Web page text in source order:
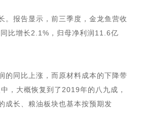
。报告显示，前三季度，金龙鱼营收
比增长2.1%，归母净利润11.6亿
的同比上涨，而原材料成本的下降带
，大概恢复到了2019年的八九成，
成长、粮油板块也基本按预期发